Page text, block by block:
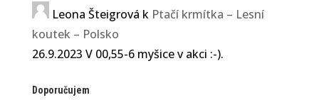
Leona Šteigrová k Ptačí krmítka – Lesní
koutek – Polsko
26.9.2023 V 00,55-6 myšice v akci :-).
Doporučujem